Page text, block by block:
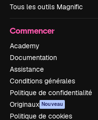
Tous les outils Magnific
Commencer
Academy
Documentation
Assistance
Conditions générales
Politique de confidentialité
Originaux Nouveau
Politique de cookies